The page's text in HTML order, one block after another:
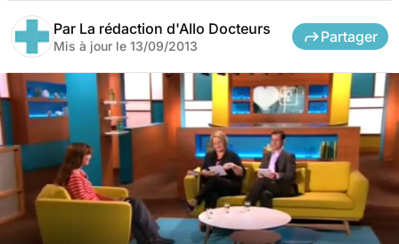
Par La rédaction d'Allo Docteurs
Mis à jour le 13/09/2013
Partager